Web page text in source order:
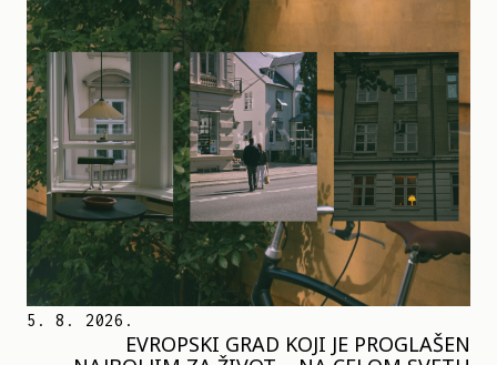
5. 8. 2026.
EVROPSKI GRAD KOJI JE PROGLAŠEN